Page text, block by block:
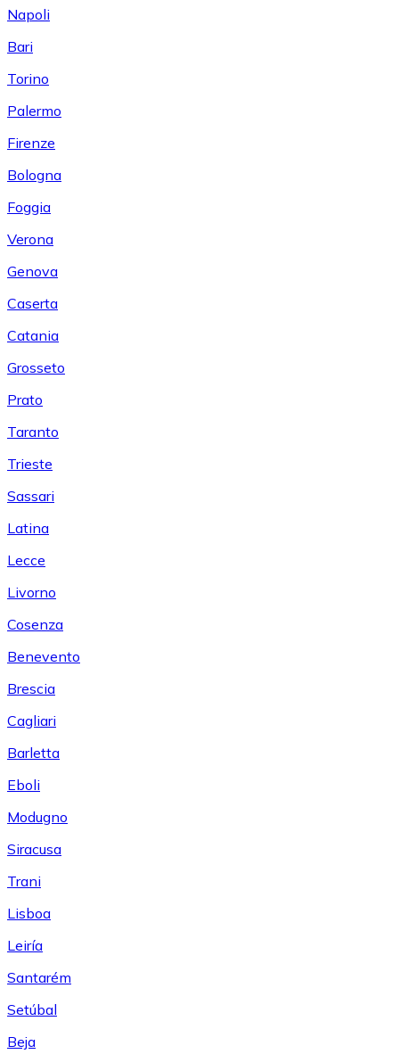
Napoli
Bari
Torino
Palermo
Firenze
Bologna
Foggia
Verona
Genova
Caserta
Catania
Grosseto
Prato
Taranto
Trieste
Sassari
Latina
Lecce
Livorno
Cosenza
Benevento
Brescia
Cagliari
Barletta
Eboli
Modugno
Siracusa
Trani
Lisboa
Leiría
Santarém
Setúbal
Beja